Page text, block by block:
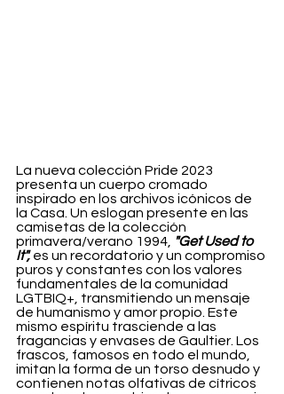
La nueva colección Pride 2023
presenta un cuerpo cromado
inspirado en los archivos icónicos de
la Casa. Un eslogan presente en las
camisetas de la colección
primavera/verano 1994, "Get Used to
It", es un recordatorio y un compromiso
puros y constantes con los valores
fundamentales de la comunidad
LGTBIQ+, transmitiendo un mensaje
de humanismo y amor propio. Este
mismo espíritu trasciende a las
fragancias y envases de Gaultier. Los
frascos, famosos en todo el mundo,
imitan la forma de un torso desnudo y
contienen notas olfativas de cítricos